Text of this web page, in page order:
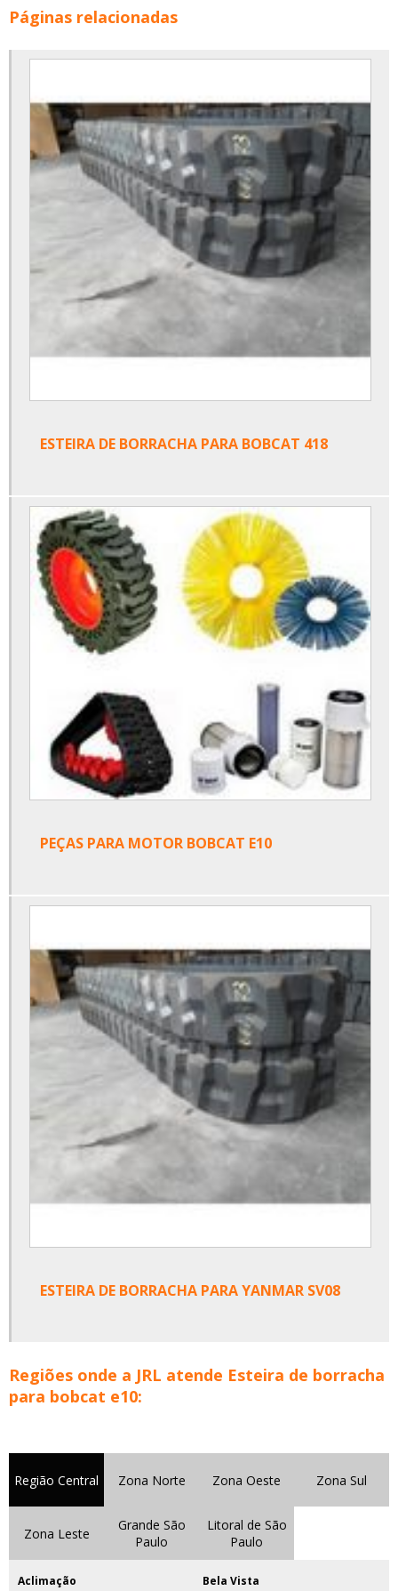
Páginas relacionadas
ESTEIRA DE BORRACHA PARA BOBCAT 418
PEÇAS PARA MOTOR BOBCAT E10
ESTEIRA DE BORRACHA PARA YANMAR SV08
Regiões onde a JRL atende Esteira de borracha
para bobcat e10:
Região Central Zona Norte Zona Oeste Zona Sul
Zona Leste
Grande São
Paulo
Litoral de São
Paulo
Aclimação Bela Vista